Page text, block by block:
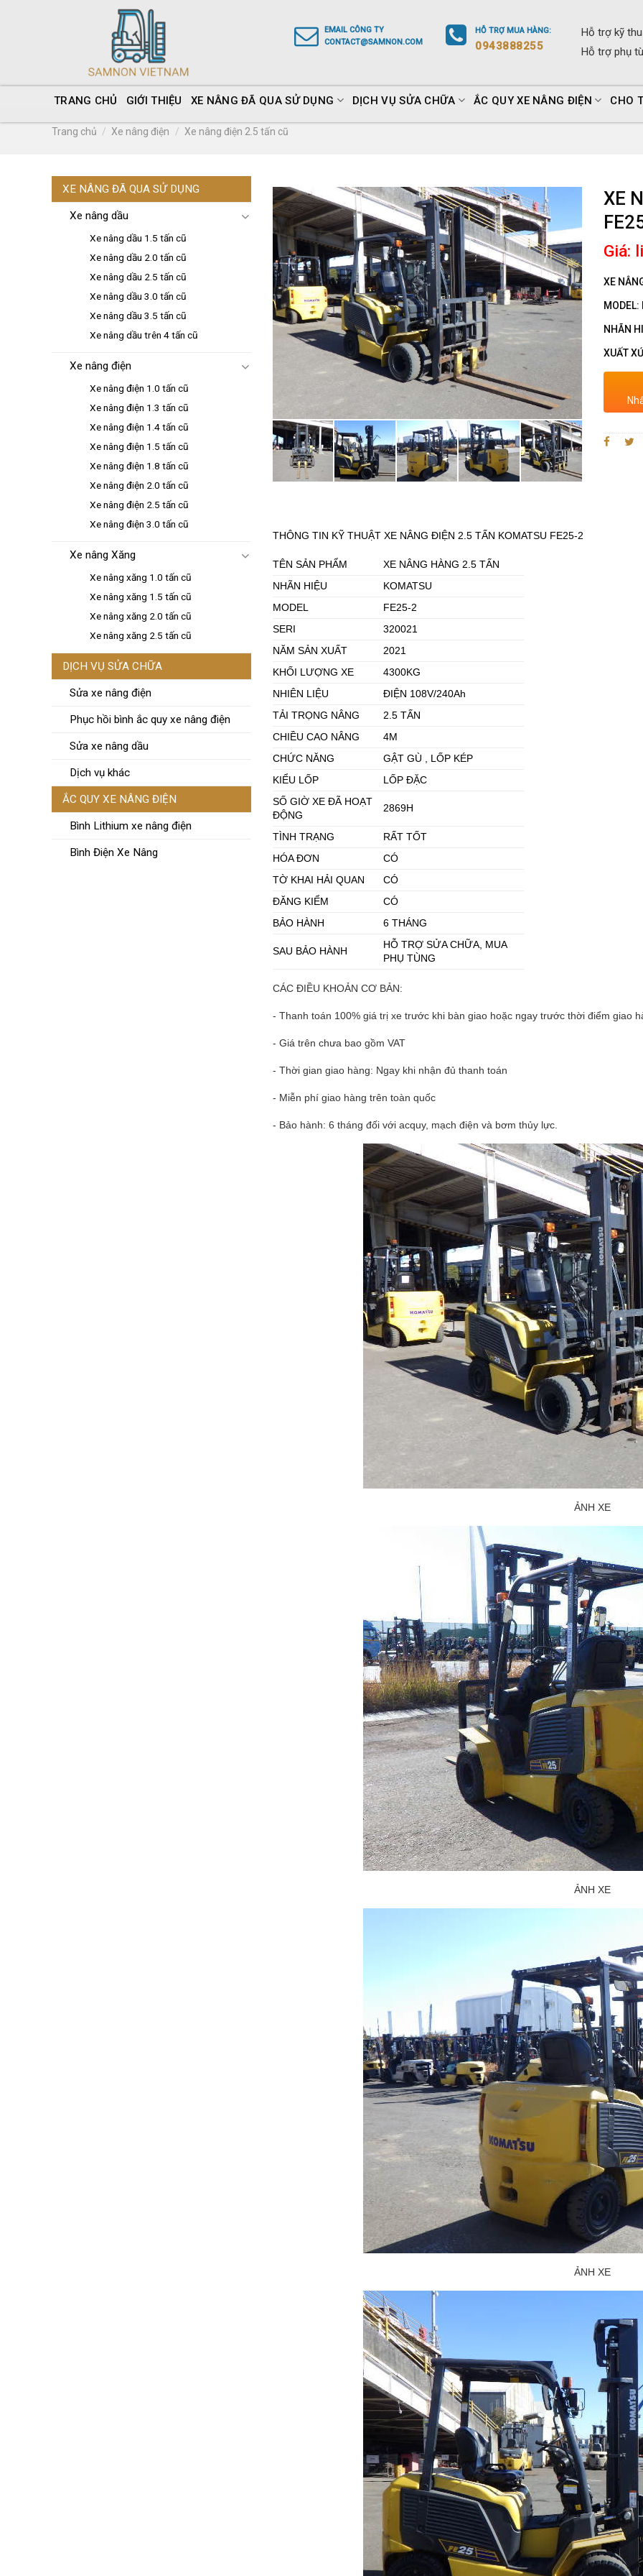
Hỗ trợ kỹ
Hỗ trợ phụ
HỖ TRỢMUA HÀNG:
0943888255
EMAIL CÔNG TY
CONTACT@SAMNON.COM
TRANG CHỦ GIỚI THIỆU XE NÂNG ĐÃ QUA SỬ DỤNG DỊCH VỤ SỬA CHỮA ẮC QUY XE NÂNG ĐIỆN CHO
Trang chủ / Xe nâng điện / Xe nâng điện 2.5 tấn cũ
XE NÂNG ĐÃ QUA SỬ DỤNG
Xe nâng dầu
Xe nâng dầu 1.5 tấn cũ
Xe nâng dầu 2.0 tấn cũ
Xe nâng dầu 2.5 tấn cũ
Xe nâng dầu 3.0 tấn cũ
Xe nâng dầu 3.5 tấn cũ
Xe nâng dầu trên 4 tấn cũ
Xe nâng điện
Xe nâng điện 1.0 tấn cũ
Xe nâng điện 1.3 tấn cũ
Xe nâng điện 1.4 tấn cũ
Xe nâng điện 1.5 tấn cũ
Xe nâng điện 1.8 tấn cũ
Xe nâng điện 2.0 tấn cũ
Xe nâng điện 2.5 tấn cũ
Xe nâng điện 3.0 tấn cũ
Xe nâng Xăng
Xe nâng xăng 1.0 tấn cũ
Xe nâng xăng 1.5 tấn cũ
Xe nâng xăng 2.0 tấn cũ
Xe nâng xăng 2.5 tấn cũ
DỊCH VỤ SỬA CHỮA
Sửa xe nâng điện
Phục hồi bình ắc quy xe nâng điện
Sửa xe nâng dầu
Dịch vụ khác
ẮC QUY XE NÂNG ĐIỆN
Bình Lithium xe nâng điện
Bình Điện Xe Nâng
XE
Giá:
XE
NHÃN
XUẤT
THÔNG TIN KỸ THUẬT XE NÂNG ĐIỆN 2.5 TẤN KOMATSU FE25-2
TÊN SẢN PHẨM
XE NÂNG HÀNG 2.5 TẤN
NHÃN HIỆU
KOMATSU
MODEL
FE25-2
SERI
320021
NĂM SẢN XUẤT
2021
KHỐI LƯỢNG XE
4300KG
NHIÊN LIỆU
ĐIỆN 108V/240Ah
TẢI TRỌNG NÂNG
2.5 TẤN
CHIỀU CAO NÂNG
4M
CHỨC NĂNG
GẬT GÙ , LỐP KÉP
KIỂU LỐP
LỐP ĐẶC
SỐ GIỜ XE ĐÃ HOẠT
ĐỘNG
2869H
TÌNH TRẠNG
RẤT TỐT
HÓA ĐƠN
CÓ
TỜ KHAI HẢI QUAN
CÓ
ĐĂNG KIỂM
CÓ
BẢO HÀNH
6 THÁNG
SAU BẢO HÀNH
HỖ TRỢ SỬA CHỮA, MUA
PHỤ TÙNG
CÁC ĐIỀU KHOẢN CƠ BẢN:
- Thanh toán 100% giá trị xe trước khi bàn giao hoặc ngay trước thời điểm giao
- Giá trên chưa bao gồm VAT
- Thời gian giao hàng: Ngay khi nhận đủ thanh toán
- Miễn phí giao hàng trên toàn quốc
- Bảo hành: 6 tháng đối với acquy, mạch điện và bơm thủy lực.
ẢNH XE
ẢNH XE
ẢNH XE